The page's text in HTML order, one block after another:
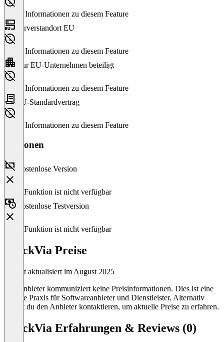
Keine Informationen zu diesem Feature
Serverstandort EU
Keine Informationen zu diesem Feature
Nur EU-Unternehmen beteiligt
Keine Informationen zu diesem Feature
EU-Standardvertrag
Keine Informationen zu diesem Feature
Versionen
Kostenlose Version
Diese Funktion ist nicht verfügbar
Kostenlose Testversion
Diese Funktion ist nicht verfügbar
TrackVia Preise
Zuletzt aktualisiert im August 2025
Der Anbieter kommuniziert keine Preisinformationen. Dies ist eine
übliche Praxis für Softwareanbieter und Dienstleister. Alternativ
kannst du den Anbieter kontaktieren, um aktuelle Preise zu erfahren.
TrackVia Erfahrungen & Reviews (0)